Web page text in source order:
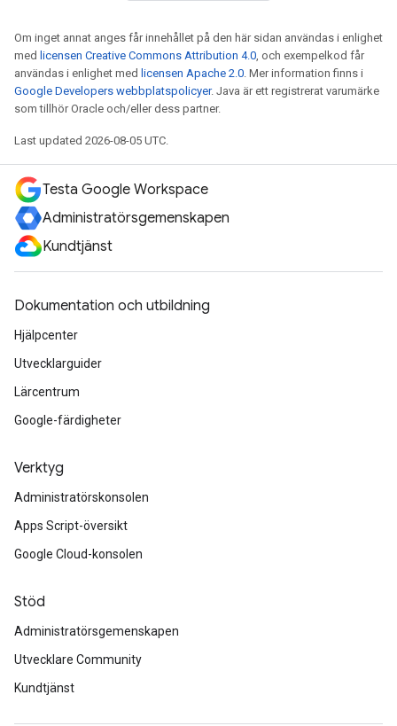
Om inget annat anges får innehållet på den här sidan användas i enlighet
med licensen Creative Commons Attribution 4.0, och exempelkod får
användas i enlighet med licensen Apache 2.0. Mer information finns i
Google Developers webbplatspolicyer. Java är ett registrerat varumärke
som tillhör Oracle och/eller dess partner.
Last updated 2026-08-05 UTC.
Testa Google Workspace
Administratörsgemenskapen
Kundtjänst
Dokumentation och utbildning
Hjälpcenter
Utvecklarguider
Lärcentrum
Google-färdigheter
Verktyg
Administratörskonsolen
Apps Script-översikt
Google Cloud-konsolen
Stöd
Administratörsgemenskapen
Utvecklare Community
Kundtjänst